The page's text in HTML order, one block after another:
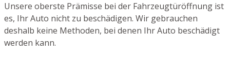
Unsere oberste Prämisse bei der Fahrzeugtüröffnung ist
es, Ihr Auto nicht zu beschädigen. Wir gebrauchen
deshalb keine Methoden, bei denen Ihr Auto beschädigt
werden kann.